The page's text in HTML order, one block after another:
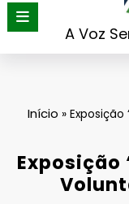
A Voz
Início »
Exposição